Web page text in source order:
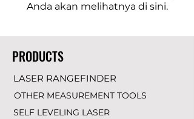
Anda akan melihatnya di sini.
PRODUCTS
LASER RANGEFINDER
OTHER MEASUREMENT TOOLS
SELF LEVELING LASER